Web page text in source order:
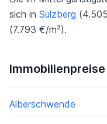
sich in Sulzberg
(7.793 €/m²).
Alberschwende